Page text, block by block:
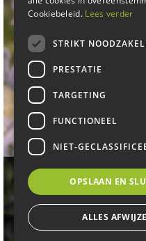
Delphinium
Cookiebeleid. Lees verder
STRIKT
PRESTATIE
TARGETING
FUNCTIONEEL
NIET-
OPSLAAN EN
ALLES